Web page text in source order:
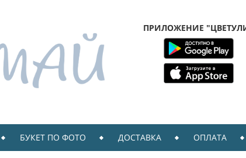
ПРИЛОЖЕНИЕ
БУКЕТ ПО ФОТО ДОСТАВКА ОПЛАТА